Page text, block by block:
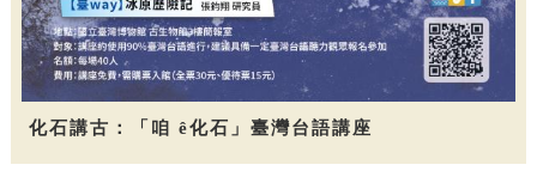
化石講古：「咱 ê化石」臺灣台語講座